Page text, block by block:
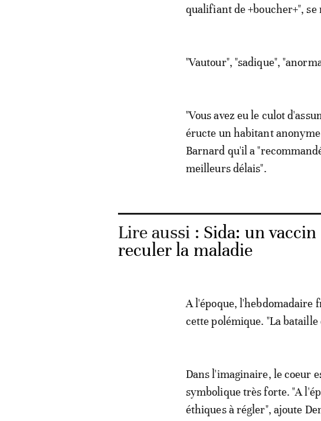
qualifiant de +boucher+",
"Vautour", "sadique",
"Vous avez eu le culot
éructe un habitant
Barnard qu'il a
meilleurs délais".
Lire aussi : Sida: un
reculer la maladie
A l'époque, l'hebdomadaire
cette polémique. "La
Dans l'imaginaire, le coeur
symbolique très forte. "A
éthiques à régler", ajoute